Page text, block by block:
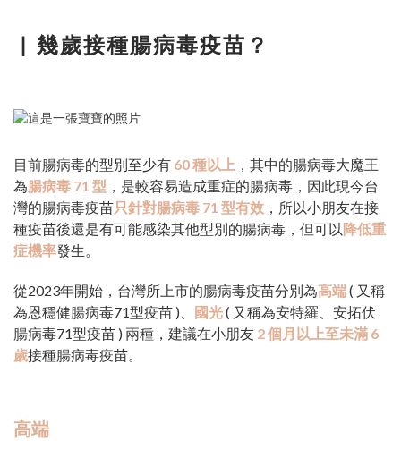
▏ 幾歲接種腸病毒疫苗？
目前腸病毒的型別至少有 60 種以上 ，其中的腸病毒大魔王
為腸病毒 71 型 ，是較容易造成重症的腸病毒，因此現今台
灣的腸病毒疫苗只針對腸病毒 71 型有效 ，所以小朋友在接
種疫苗後還是有可能感染其他型別的腸病毒，但可以降低重
症機率發生。
從2023年開始，台灣所上市的腸病毒疫苗分別為高端( 又稱
為恩穩健腸病毒71型疫苗 )、 國光( 又稱為安特羅、安拓伏
腸病毒71型疫苗 ) 兩種，建議在小朋友 2 個月以上至未滿 6
歲接種腸病毒疫苗。
高端